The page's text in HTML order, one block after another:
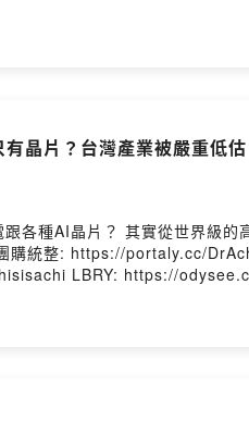
晶片？台灣產業被嚴重低
各種AI晶片？ 其實從世界級
odysee.com/$/invite/@HiThisIsAchi:7 For